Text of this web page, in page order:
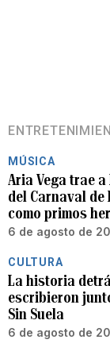
MÚSICA
Aria Vega trae
del Carnaval de
como primos
6 de agosto de
CULTURA
La historia
escribieron
Sin Suela
6 de agosto de